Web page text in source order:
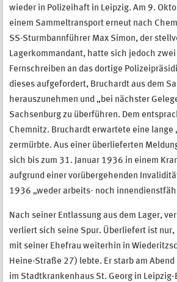
wieder in Polizeihaft in Leipzig. Am 9.
einem Sammeltransport erneut nach
SS-Sturmbannführer Max Simon, der
Lagerkommandant, hatte sich jedoch zwei
Fernschreiben an das dortige
dieses aufgefordert, Bruchardt aus dem
herauszunehmen und „bei nächster
Sachsenburg zu überführen. Dem
Chemnitz. Bruchardt erwartete eine lange
zermürbte. Aus einer überlieferten
sich bis zum 31. Januar 1936 in einem
aufgrund einer vorübergehenden
1936 „weder arbeits- noch
Nach seiner Entlassung aus dem Lager,
verliert sich seine Spur. Überliefert ist nur,
mit seiner Ehefrau weiterhin in
Heine-Straße 27) lebte. Er starb am
im Stadtkrankenhaus St. Georg in Leipzig-